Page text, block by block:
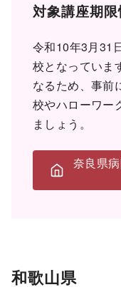
対象講座期
令和10年3月31
校となっていま
なるため、事前
校やハローワー
ましょう。
奈良県
和歌山県